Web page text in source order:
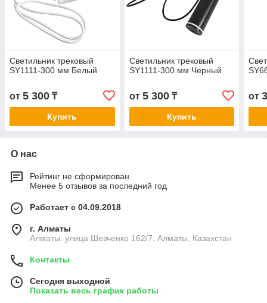
Светильник трековый
SY1111-300 мм Белый
от 5 300 ₸
Купить
Светильник трековый
SY1111-300 мм Черный
от 5 300₸
Купить
от
О нас
Рейтинг не сформирован
Менее 5 отзывов за последний год
Работает с 04.09.2018
г. Алматы
Алматы. улица Шевченко 162/7, Алматы, Казахстан
Контакты
Сегодня выходной
Показать весь график работы